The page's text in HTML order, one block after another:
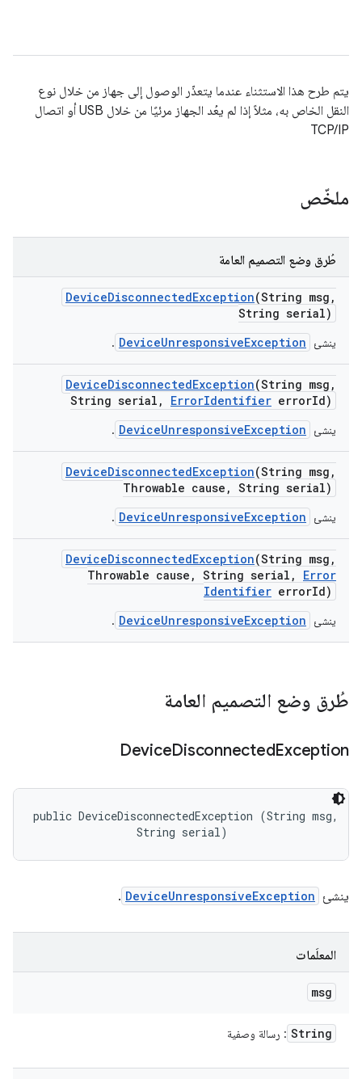
يتم طرح هذا الاستثناء عندما يتعذّر الوصول إلى جهاز من خلال نوع
النقل الخاص به، مثلاً إذا لم يعُد الجهاز مرئيًا من خلال USB أو اتصال
TCP/IP
ملخّص
طُرق وضع التصميم العامة
DeviceDisconnectedException(String msg ,
String serial)
ينشئ DeviceUnresponsiveException
.
DeviceDisconnectedException(String msg ,
String serial , ErrorIdentifier errorId)
ينشئ DeviceUnresponsiveException
.
DeviceDisconnectedException(String msg ,
Throwable cause , String serial)
ينشئ DeviceUnresponsiveException
.
DeviceDisconnectedException(String msg ,
Throwable cause , String serial ,
Error
Identifier errorId)
ينشئ DeviceUnresponsiveException
.
طُرق وضع التصميم العامة
DeviceDisconnectedException
public DeviceDisconnectedException (String msg,
                String serial)
ينشئ DeviceUnresponsiveException
.
المعلَمات
msg
String : رسالة وصفية